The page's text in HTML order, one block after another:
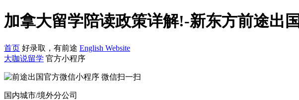
加拿大留学陪读政策详解!-新东方前途出国
首页 好录取，有前途 English Website
大咖说留学 官方小程序
微信扫一扫
国内城市/境外分公司